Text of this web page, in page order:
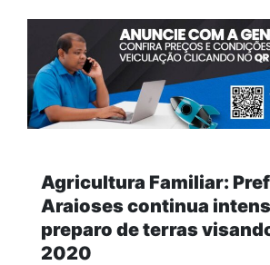
Agricultura Familiar:
Araioses continua
preparo de terras
2020